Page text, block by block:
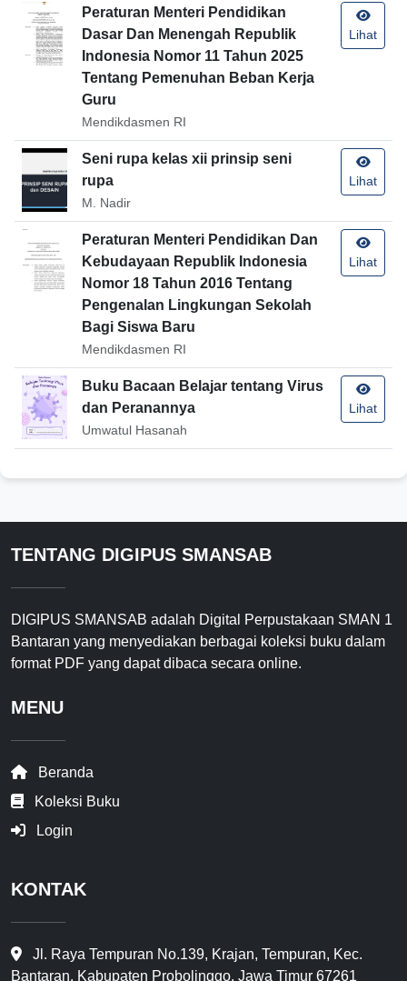
Peraturan Menteri Pendidikan
Dasar Dan Menengah Republik
Indonesia Nomor 11 Tahun 2025
Tentang Pemenuhan Beban Kerja
Guru
Mendikdasmen RI
Lihat
Seni rupa kelas xii prinsip seni
rupa
M. Nadir
Lihat
Peraturan Menteri Pendidikan Dan
Kebudayaan Republik Indonesia
Nomor 18 Tahun 2016 Tentang
Pengenalan Lingkungan Sekolah
Bagi Siswa Baru
Mendikdasmen RI
Lihat
Buku Bacaan Belajar tentang Virus
dan Peranannya
Umwatul Hasanah
Lihat
TENTANG DIGIPUS SMANSAB
DIGIPUS SMANSAB adalah Digital Perpustakaan SMAN 1
Bantaran yang menyediakan berbagai koleksi buku dalam
format PDF yang dapat dibaca secara online.
MENU
Beranda
Koleksi Buku
Login
KONTAK
Jl. Raya Tempuran No.139, Krajan, Tempuran, Kec.
Bantaran, Kabupaten Probolinggo, Jawa Timur 67261